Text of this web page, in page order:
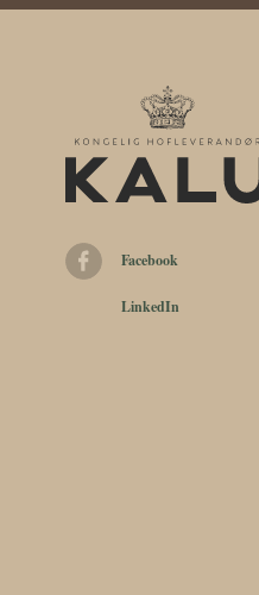
Facebook
LinkedIn